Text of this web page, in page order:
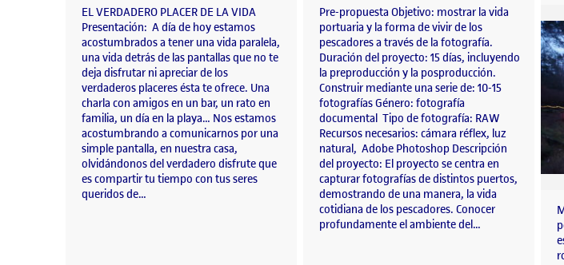
EL VERDADERO PLACER DE LA VIDA
Presentación: A día de hoy estamos
acostumbrados a tener una vida paralela,
una vida detrás de las pantallas que no te
deja disfrutar ni apreciar de los
verdaderos placeres ésta te ofrece. Una
charla con amigos en un bar, un rato en
familia, un día en la playa… Nos estamos
acostumbrando a comunicarnos por una
simple pantalla, en nuestra casa,
olvidándonos del verdadero disfrute que
es compartir tu tiempo con tus seres
queridos de…
Pre-propuesta Objetivo: mostrar la vida
portuaria y la forma de vivir de los
pescadores a través de la fotografía.
Duración del proyecto: 15 días, incluyendo
la preproducción y la posproducción.
Construir mediante una serie de: 10-15
fotografías Género: fotografía
documental Tipo de fotografía: RAW
Recursos necesarios: cámara réflex, luz
natural, Adobe Photoshop Descripción
del proyecto: El proyecto se centra en
capturar fotografías de distintos puertos,
demostrando de una manera, la vida
cotidiana de los pescadores. Conocer
profundamente el ambiente del…